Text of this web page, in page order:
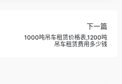
下一篇
1000吨吊车租赁价格表,1200吨
吊车租赁费用多少钱